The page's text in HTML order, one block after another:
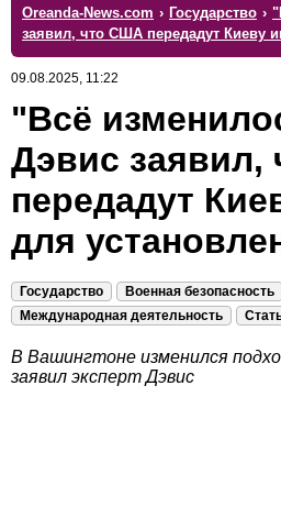
Oreanda-News.com › Государство ›
заявил, что США передадут Киеву
09.08.2025, 11:22
"Всё
Дэвис
передадут
для
Государство Военная безопасность
Международная деятельность
В Вашингтоне изменился
заявил эксперт Дэвис